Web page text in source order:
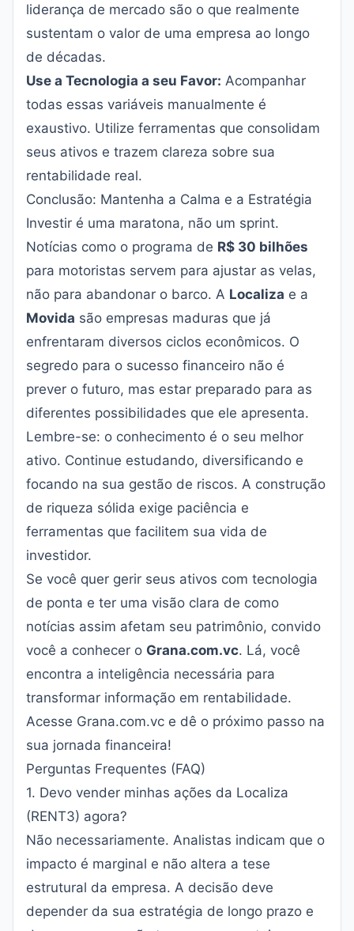
liderança de mercado são o que realmente
sustentam o valor de uma empresa ao longo
de décadas.
Use a Tecnologia a seu Favor: Acompanhar
todas essas variáveis manualmente é
exaustivo. Utilize ferramentas que consolidam
seus ativos e trazem clareza sobre sua
rentabilidade real.
Conclusão: Mantenha a Calma e a Estratégia
Investir é uma maratona, não um sprint.
Notícias como o programa de R$ 30 bilhões
para motoristas servem para ajustar as velas,
não para abandonar o barco. A Localiza e a
Movida são empresas maduras que já
enfrentaram diversos ciclos econômicos. O
segredo para o sucesso financeiro não é
prever o futuro, mas estar preparado para as
diferentes possibilidades que ele apresenta.
Lembre-se: o conhecimento é o seu melhor
ativo. Continue estudando, diversificando e
focando na sua gestão de riscos. A construção
de riqueza sólida exige paciência e
ferramentas que facilitem sua vida de
investidor.
Se você quer gerir seus ativos com tecnologia
de ponta e ter uma visão clara de como
notícias assim afetam seu patrimônio, convido
você a conhecer o Grana.com.vc. Lá, você
encontra a inteligência necessária para
transformar informação em rentabilidade.
Acesse Grana.com.vc e dê o próximo passo na
sua jornada financeira!
Perguntas Frequentes (FAQ)
1. Devo vender minhas ações da Localiza
(RENT3) agora?
Não necessariamente. Analistas indicam que o
impacto é marginal e não altera a tese
estrutural da empresa. A decisão deve
depender da sua estratégia de longo prazo e